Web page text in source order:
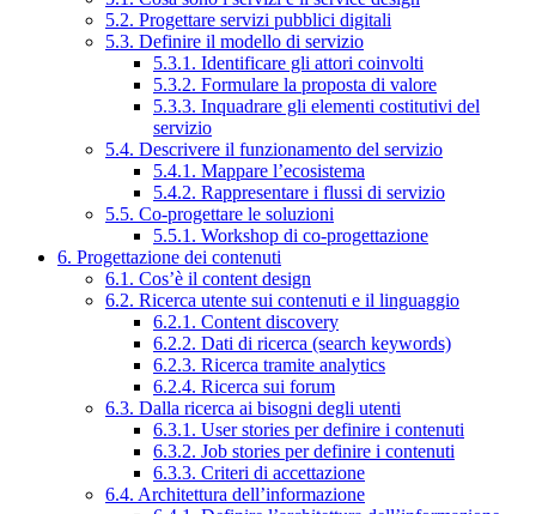
5.2. Progettare servizi pubblici digitali
5.3. Definire il modello di servizio
5.3.1. Identificare gli attori coinvolti
5.3.2. Formulare la proposta di valore
5.3.3. Inquadrare gli elementi costitutivi del
servizio
5.4. Descrivere il funzionamento del servizio
5.4.1. Mappare l’ecosistema
5.4.2. Rappresentare i flussi di servizio
5.5. Co-progettare le soluzioni
5.5.1. Workshop di co-progettazione
6. Progettazione dei contenuti
6.1. Cos’è il content design
6.2. Ricerca utente sui contenuti e il linguaggio
6.2.1. Content discovery
6.2.2. Dati di ricerca (search keywords)
6.2.3. Ricerca tramite analytics
6.2.4. Ricerca sui forum
6.3. Dalla ricerca ai bisogni degli utenti
6.3.1. User stories per definire i contenuti
6.3.2. Job stories per definire i contenuti
6.3.3. Criteri di accettazione
6.4. Architettura dell’informazione